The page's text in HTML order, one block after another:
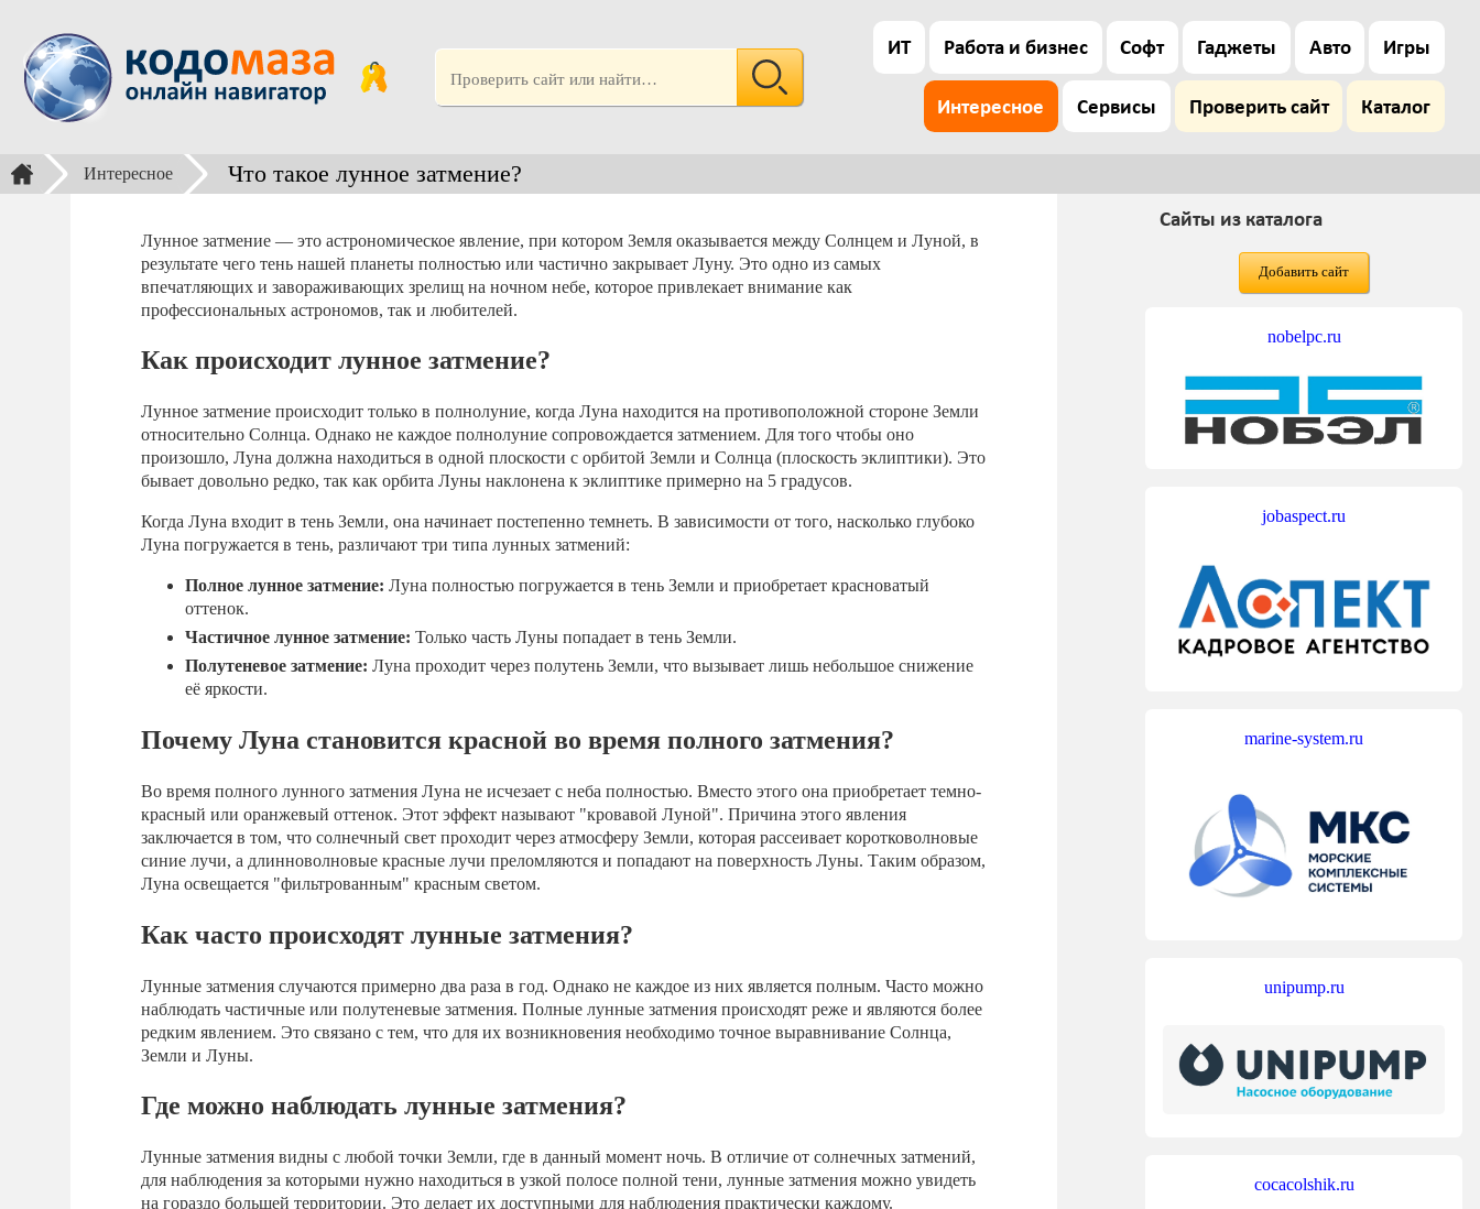
ИТ Работа и бизнес Софт Гаджеты Авто Игры
Интересное Сервисы Проверить сайт Каталог
Интересное Что такое лунное затмение?
Лунное затмение — это астрономическое явление, при котором Земля оказывается между Солнцем и Луной, в
результате чего тень нашей планеты полностью или частично закрывает Луну. Это одно из самых
впечатляющих и завораживающих зрелищ на ночном небе, которое привлекает внимание как
профессиональных астрономов, так и любителей.
Как происходит лунное затмение?
Лунное затмение происходит только в полнолуние, когда Луна находится на противоположной стороне Земли
относительно Солнца. Однако не каждое полнолуние сопровождается затмением. Для того чтобы оно
произошло, Луна должна находиться в одной плоскости с орбитой Земли и Солнца (плоскость эклиптики). Это
бывает довольно редко, так как орбита Луны наклонена к эклиптике примерно на 5 градусов.
Когда Луна входит в тень Земли, она начинает постепенно темнеть. В зависимости от того, насколько глубоко
Луна погружается в тень, различают три типа лунных затмений:
Полное лунное затмение: Луна полностью погружается в тень Земли и приобретает красноватый
оттенок.
Частичное лунное затмение: Только часть Луны попадает в тень Земли.
Полутеневое затмение: Луна проходит через полутень Земли, что вызывает лишь небольшое снижение
её яркости.
Почему Луна становится красной во время полного затмения?
Во время полного лунного затмения Луна не исчезает с неба полностью. Вместо этого она приобретает темно-
красный или оранжевый оттенок. Этот эффект называют "кровавой Луной". Причина этого явления
заключается в том, что солнечный свет проходит через атмосферу Земли, которая рассеивает коротковолновые
синие лучи, а длинноволновые красные лучи преломляются и попадают на поверхность Луны. Таким образом,
Луна освещается "фильтрованным" красным светом.
Как часто происходят лунные затмения?
Лунные затмения случаются примерно два раза в год. Однако не каждое из них является полным. Часто можно
наблюдать частичные или полутеневые затмения. Полные лунные затмения происходят реже и являются более
редким явлением. Это связано с тем, что для их возникновения необходимо точное выравнивание Солнца,
Земли и Луны.
Где можно наблюдать лунные затмения?
Лунные затмения видны с любой точки Земли, где в данный момент ночь. В отличие от солнечных затмений,
для наблюдения за которыми нужно находиться в узкой полосе полной тени, лунные затмения можно увидеть
на гораздо большей территории. Это делает их доступными для наблюдения практически каждому.
Сайты из каталога
Добавить сайт
nobelpc.ru
jobaspect.ru
marine-system.ru
unipump.ru
cocacolshik.ru